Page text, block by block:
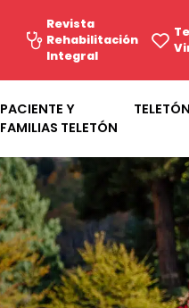
Revista
Rehabilitación
Integral
PACIENTE Y
FAMILIAS TELETÓN